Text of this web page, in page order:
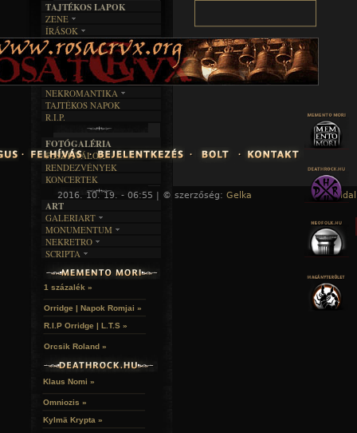
2016. 10. 19. - 06:55 | © szerzőség: Gelka « Főoldal
TAJTÉKOS LAPOK
ZENE
EGYÜTTESEK
INTERJÚK
FORDÍTÁSOK
DALSZÖVEGEK
ÍRÁSOK
IRODALOM
FILM
MŰVÉSZET
ÍRÁSTÖRTÉNET
BOSZORKÁNYKONYHA
FEKETE HUMOR
KÉPES
SZÖVEGES
RENDEZVÉNYEK
NEKROMANTIKA
AKTUÁLIS
A MÚLT
TAJTÉKOS NAPOK
R.I.P.
FOTÓGALÉRIA
FESZTIVÁLOK
RENDEZVÉNYEK
KONCERTEK
ART
GALERIART
ARTGALERI
KÉPREGÉNYEK
LAKÁSKULTS
MONUMENTUM
TEMETŐK
TEMPLOMOK
VÁRAK
HELYEK
NEKRETRO
SZUBKULT
FEKETE LYUK
RELIKVIÁK
SCRIPTA
NOVELLÁK
VERSEK
1 százalék »
Orridge | Napok Romjai »
R.I.P Orridge | L.T.S »
Orcsik Roland »
Klaus Nomi »
Omniozis »
Kylmä Krypta »